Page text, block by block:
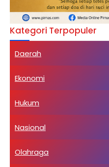
Kategori Terpopuler
Daerah
Ekonomi
Hukum
Nasional
Olahraga